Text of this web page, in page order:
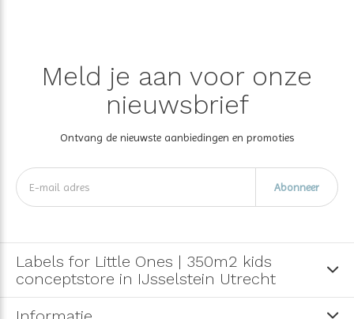
Meld je aan voor onze
nieuwsbrief
Ontvang de nieuwste aanbiedingen en promoties
Abonneer
Labels for Little Ones | 350m2 kids
conceptstore in IJsselstein Utrecht